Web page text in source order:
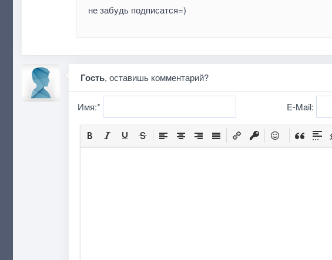
не забудь подписатся=)
Гость, оставишь комментарий?
Имя:* E-Mail: